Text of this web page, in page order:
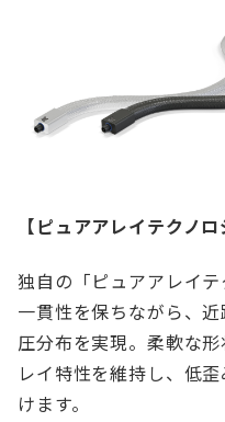
【ピュアアレイテクノロ
独自の「ピュアアレイ
一貫性を保ちながら、
圧分布を実現。柔軟な
レイ特性を維持し、低
けます。